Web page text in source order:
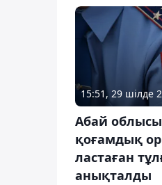
15:51, 29 шілде
Абай
қоғамдық
ластаған
анықталды